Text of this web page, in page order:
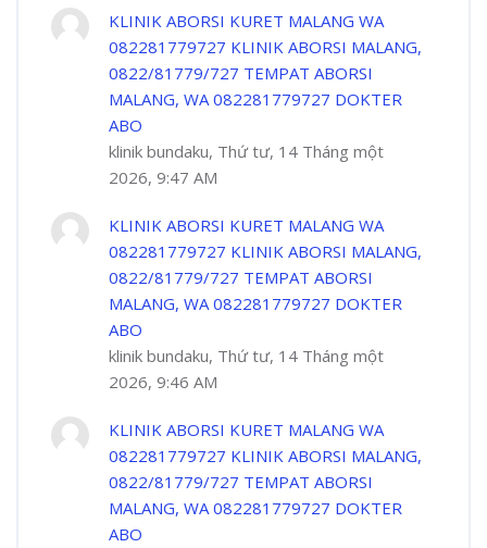
KLINIK ABORSI KURET MALANG WA
082281779727 KLINIK ABORSI MALANG,
0822/81779/727 TEMPAT ABORSI
MALANG, WA 082281779727 DOKTER
ABO
klinik bundaku, Thứ tư, 14 Tháng một
2026, 9:47 AM
KLINIK ABORSI KURET MALANG WA
082281779727 KLINIK ABORSI MALANG,
0822/81779/727 TEMPAT ABORSI
MALANG, WA 082281779727 DOKTER
ABO
klinik bundaku, Thứ tư, 14 Tháng một
2026, 9:46 AM
KLINIK ABORSI KURET MALANG WA
082281779727 KLINIK ABORSI MALANG,
0822/81779/727 TEMPAT ABORSI
MALANG, WA 082281779727 DOKTER
ABO